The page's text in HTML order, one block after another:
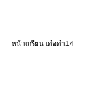
หน้าเกรียน เด๋อด๋า14